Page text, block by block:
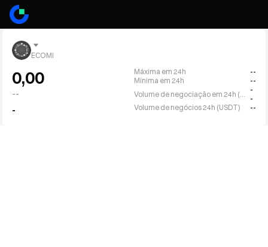
ECOMI
0,00
--
-
Máxima em 24h
--
Mínima em 24h
--
-
-
Volume de negócios 24h (USDT)
--